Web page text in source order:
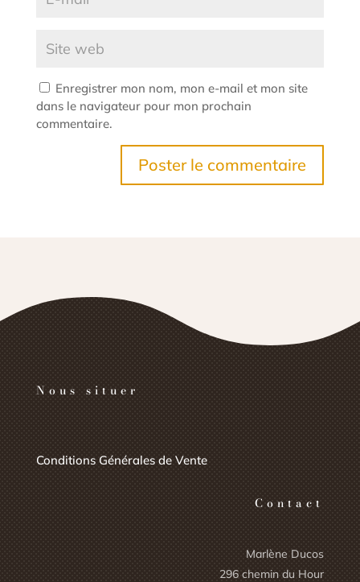
Enregistrer mon nom, mon e-mail et mon site
dans le navigateur pour mon prochain
commentaire.
Nous situer
Conditions Générales de Vente
Contact
Marlène Ducos
296 chemin du Hour